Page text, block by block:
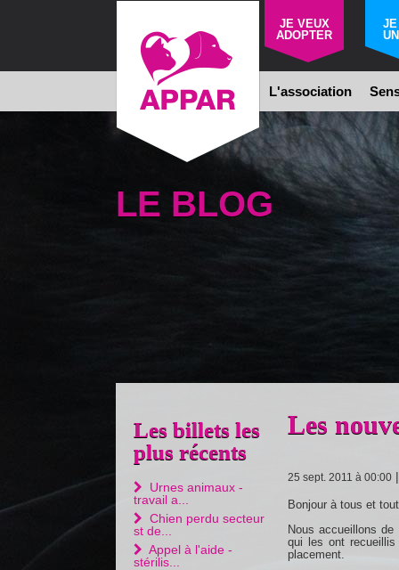
JE VEUX
ADOPTER
JE
L'association
LE BLOG
Les billets les
plus récents
Urnes animaux -
travail a...
Chien perdu secteur
st de...
Appel à l'aide -
stérilis...
Les
25 sept. 2011 à 00:00
Bonjour à tous et
Nous accueillons
qui les ont
placement.